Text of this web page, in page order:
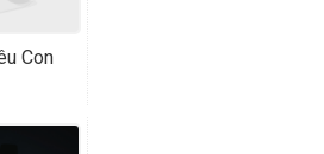
Con